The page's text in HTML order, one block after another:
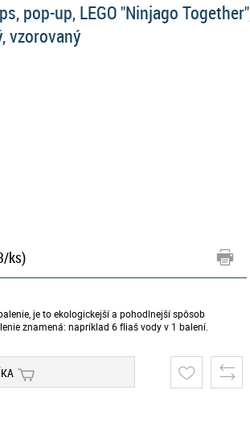
pop-up, LEGO "Ninjago
vzorovaný
ks)
je to ekologickejší a pohodlnejší spôsob
znamená: napríklad 6 fliaš vody v 1 balení.